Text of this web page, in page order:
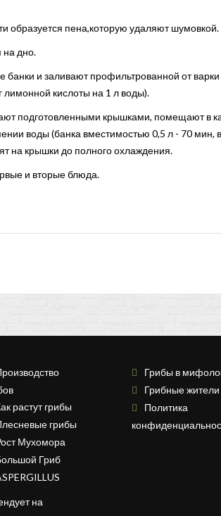
образуется пена,которую удаляют шумовкой.
на дно.
и заливают профильтрованной от
лимонной кислоты на 1 л воды).
подготовленными крышками, помещают в
воды (банка вместимостью 0,5 л - 70 мин,
на крышки до полного охлаждения.
и вторые блюда.
растут грибы
грибы
Мухомора
Гриб
на
Грибы в
Грибные жители
Политика